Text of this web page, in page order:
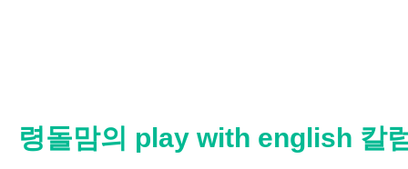
령돌맘의 play with english 칼